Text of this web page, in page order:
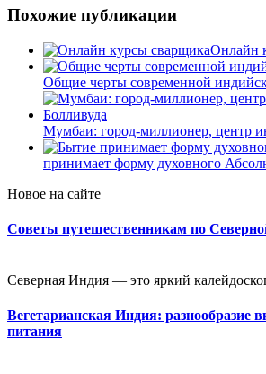
Похожие публикации
Онлайн
Общие черты современной
Мумбаи: город-миллионер, центр
принимает форму духовного
Новое на сайте
Советы путешественникам по
Северная Индия — это яркий
Вегетарианская Индия: разнообразие
питания